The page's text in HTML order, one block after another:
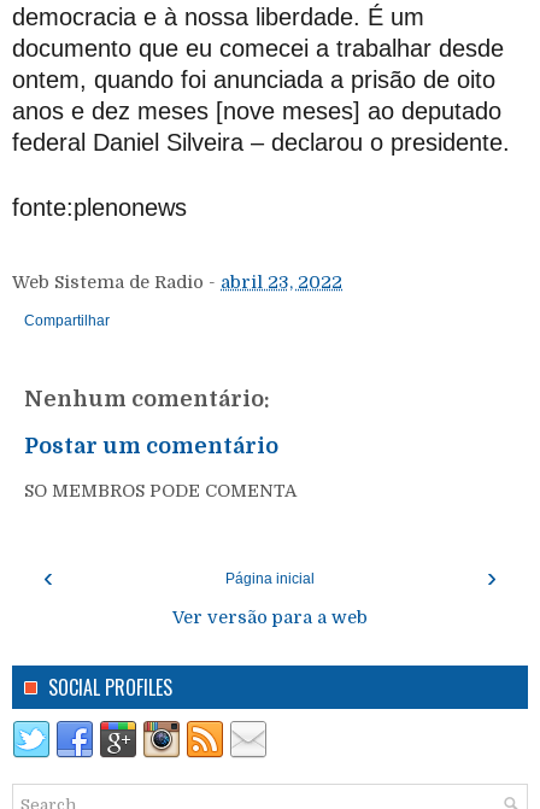
democracia e à nossa liberdade. É um
documento que eu comecei a trabalhar desde
ontem, quando foi anunciada a prisão de oito
anos e dez meses [nove meses] ao deputado
federal Daniel Silveira – declarou o presidente.
fonte:plenonews
Web Sistema de Radio - abril 23, 2022
Compartilhar
Nenhum comentário:
Postar um comentário
SO MEMBROS PODE COMENTA
‹ ›
Página inicial
Ver versão para a web
SOCIAL PROFILES